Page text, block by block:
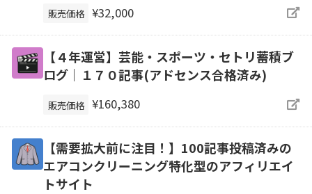
販売価格 ¥32,000
【４年運営】芸能・スポーツ・セトリ蓄積ブ
ログ｜１７０記事(アドセンス合格済み)
販売価格 ¥160,380
【需要拡大前に注目！】100記事投稿済みの
エアコンクリーニング特化型のアフィリエイ
トサイト